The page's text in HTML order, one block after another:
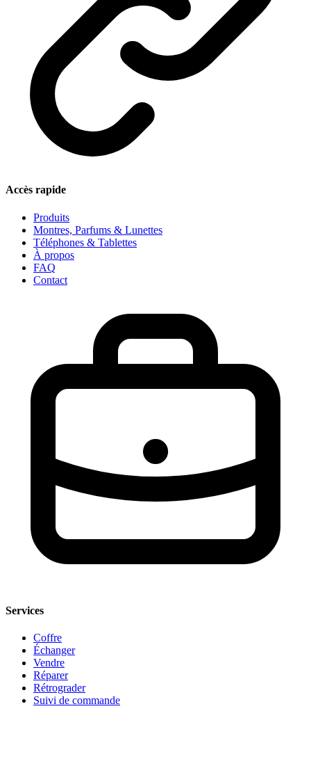
Accès rapide
Produits
Montres, Parfums & Lunettes
Téléphones & Tablettes
À propos
FAQ
Contact
Services
Coffre
Échanger
Vendre
Réparer
Rétrograder
Suivi de commande